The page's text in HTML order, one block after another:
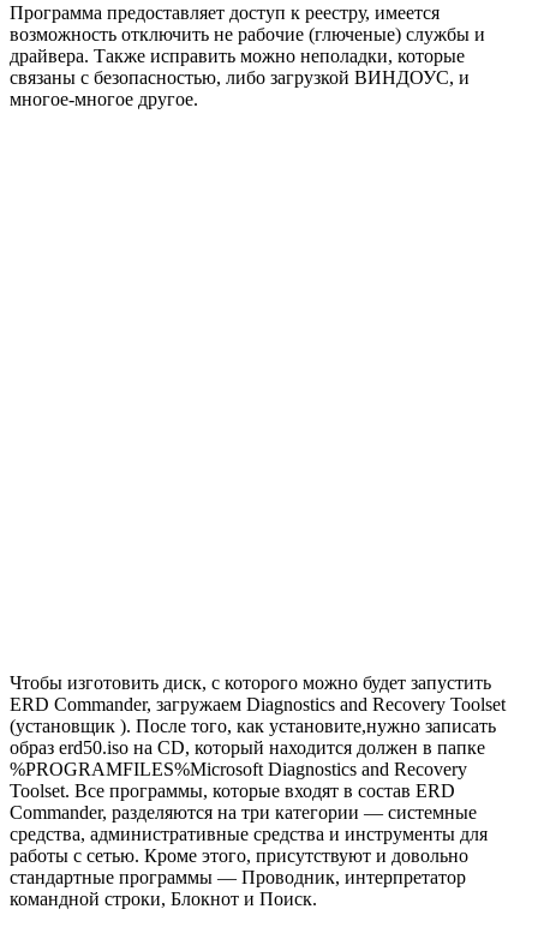
Программа предоставляет доступ к реестру, имеется
возможность отключить не рабочие (глюченые) службы и
драйвера. Также исправить можно неполадки, которые
связаны с безопасностью, либо загрузкой ВИНДОУС, и
многое-многое другое.
Чтобы изготовить диск, с которого можно будет запустить
ERD Commander, загружаем Diagnostics and Recovery Toolset
(установщик ). После того, как установите,нужно записать
образ erd50.iso на CD, который находится должен в папке
%PROGRAMFILES%Microsoft Diagnostics and Recovery
Toolset. Все программы, которые входят в состав ERD
Commander, разделяются на три категории — системные
средства, административные средства и инструменты для
работы с сетью. Кроме этого, присутствуют и довольно
стандартные программы — Проводник, интерпретатор
командной строки, Блокнот и Поиск.